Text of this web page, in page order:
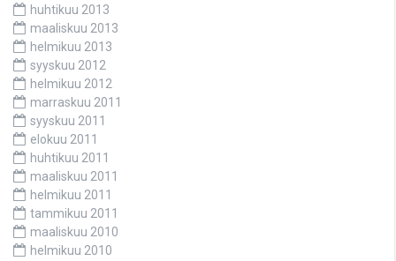
huhtikuu 2013
maaliskuu 2013
helmikuu 2013
syyskuu 2012
helmikuu 2012
marraskuu 2011
syyskuu 2011
elokuu 2011
huhtikuu 2011
maaliskuu 2011
helmikuu 2011
tammikuu 2011
maaliskuu 2010
helmikuu 2010